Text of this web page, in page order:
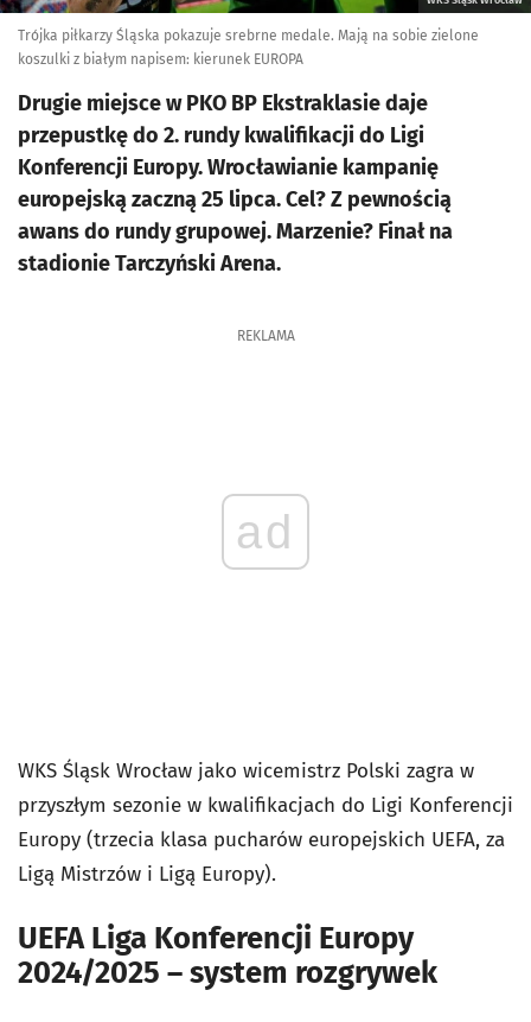
Trójka piłkarzy Śląska pokazuje srebrne medale. Mają na sobie zielone
koszulki z białym napisem: kierunek EUROPA
Drugie miejsce w PKO BP Ekstraklasie daje
przepustkę do 2. rundy kwalifikacji do Ligi
Konferencji Europy. Wrocławianie kampanię
europejską zaczną 25 lipca. Cel? Z pewnością
awans do rundy grupowej. Marzenie? Finał na
stadionie Tarczyński Arena.
REKLAMA
ad
WKS Śląsk Wrocław jako wicemistrz Polski zagra w
przyszłym sezonie w kwalifikacjach do Ligi Konferencji
Europy (trzecia klasa pucharów europejskich UEFA, za
Ligą Mistrzów i Ligą Europy).
UEFA Liga Konferencji Europy
2024/2025 – system rozgrywek